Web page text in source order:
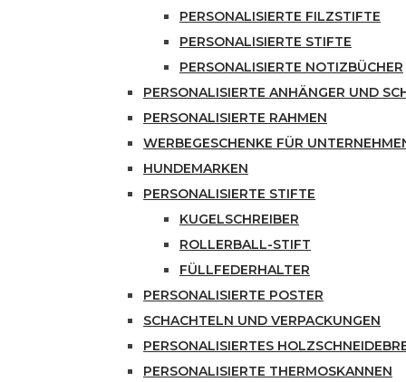
PERSONALISIERTE FILZSTIFTE
PERSONALISIERTE STIFTE
PERSONALISIERTE NOTIZBÜCHER
PERSONALISIERTE ANHÄNGER UND
PERSONALISIERTE RAHMEN
WERBEGESCHENKE FÜR
HUNDEMARKEN
PERSONALISIERTE STIFTE
KUGELSCHREIBER
ROLLERBALL-STIFT
FÜLLFEDERHALTER
PERSONALISIERTE POSTER
SCHACHTELN UND VERPACKUNGEN
PERSONALISIERTES
PERSONALISIERTE THERMOSKANNEN